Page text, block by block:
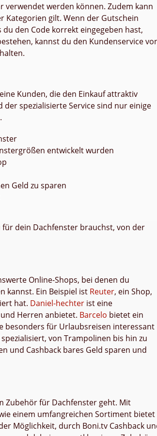
verwendet werden können. Zudem kann
Kategorien gilt. Wenn der Gutschein
den Code korrekt eingegeben hast,
kannst du den Kundenservice
Kunden, die den Einkauf attraktiv
spezialisierte Service sind nur einige
entwickelt wurden
Geld zu sparen
dein Dachfenster brauchst, von der
Online-Shops, bei denen du
kannst. Ein Beispiel ist Reuter, ein Shop,
hat. Daniel-hechter ist eine
Herren anbietet. Barcelo bietet ein
besonders für Urlaubsreisen interessant
von Trampolinen bis hin zu
und Cashback bares Geld sparen und
Zubehör für Dachfenster geht. Mit
einem umfangreichen Sortiment bietet
Möglichkeit, durch Boni.tv Cashback